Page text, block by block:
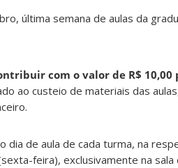
última semana de aulas da
com o valor de R$ 10,00
ao custeio de materiais das
dia de aula de cada turma, na
feira), exclusivamente na sala